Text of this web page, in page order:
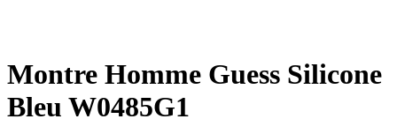
Montre Homme Guess Silicone
Bleu W0485G1